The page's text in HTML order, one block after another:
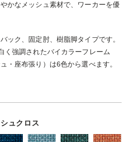
かなメッシュ素材で、ワーカーを優
ック、固定肘、樹脂脚タイプです。
く強調されたバイカラーフレーム
・座布張り）は6色から選べます。
ュクロス